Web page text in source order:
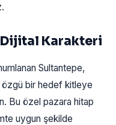
Karakteri
Sultantepe,
özgü bir hedef kitleye
Bu özel pazara hitap
uygun şekilde